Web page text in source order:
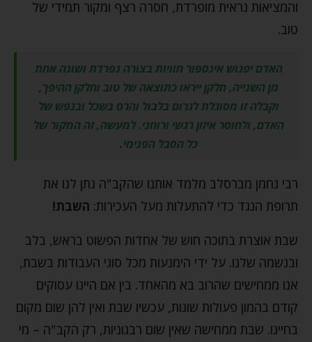
והמציאות נראית מופרדת, חסרה רצף ומקור תמידי של
טוב.
האדם יפגוש אינספור חוויות בצורה נפרדת ושונה אחת
מן השנייה, חלקן ייראו כתוצאה של טוב וחלקן ההיפך,
וקבלה זו מסוגלת לגרום בלבול והרס בשכל ובנפש של
האדם, ולחוסר איזון רגשי ורוחני. למעשה, זה המקור של
כל הסבל הפנימי.
רבי נחמן מברסלב מלמד אותנו שהקב"ה נתן לנו את
תרופת הנגד כדי להתעלות מעל העכירות: השבת!
שבת אוצרת בתוכה חוש של אחדות הפשוט בראש, בלב
ובנשמה שלנו. על ידי הימנעות מכל סוגי העבודות בשבת,
אנו ממחישים שהרוב בא מהאחד. בין אם היינו עסוקים
קודם בהמון פעולות שונות, עכשיו שבת ואין להן שום מקום
בחיינו. שבת ממחישה שאין שום רבגוניות, רק הקב"ה – מי